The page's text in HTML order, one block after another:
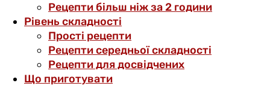
Рецепти більш ніж за 2 години
Рівень складності
Прості рецепти
Рецепти середньої складності
Рецепти для досвідчених
Що приготувати